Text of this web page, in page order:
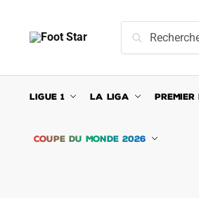
navigation
content
pour :
Recherche
LIGUE 1 LA LIGA PREMIER
COUPE DU MONDE 2026